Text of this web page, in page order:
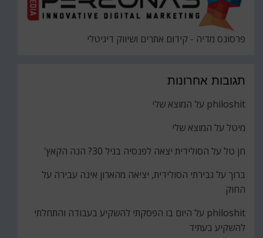
פרסונס מדיה - קידום אתרים ושיווק דיגיטלי
תגובות אחרונות
philoshit על המוצא שלי
מיטל על המוצא שלי
חן טל על הסולידית יצאה לפנסיה בגיל 30? הנה הקאץ'
ברוך על גבירתי הסולידית, יציאה מהארון אינה עבירה על
החוק
philoshit על היום בו הפסקתי להשקיע בעבודה והתחלתי
להשקיע בעתיד